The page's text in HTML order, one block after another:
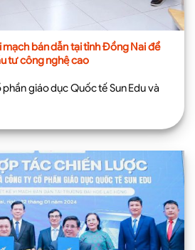
bán dẫn tại tỉnh Đồng Nai để
tư công nghệ cao
giáo dục Quốc tế Sun Edu và